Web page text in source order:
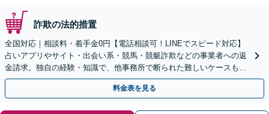
詐欺の法的措置
全国対応｜相談料・着手金0円【電話相談可！LINEでスピード対応】
占いアプリやサイト・出会い系・競馬・競艇詐欺などの事業者への返
金請求。独自の経験・知識で、他事務所で断られた難しいケースも解
決に導いた実績あり。まずはお気軽にご相談ください
料金表を見る